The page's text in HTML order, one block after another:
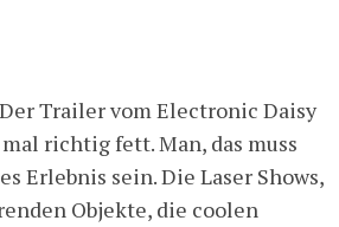
Trailer vom Electronic Daisy
richtig fett. Man, das muss
Erlebnis sein. Die Laser Shows,
Objekte, die coolen